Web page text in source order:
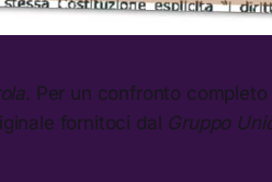
Per un confronto
fornitoci dal Gruppo